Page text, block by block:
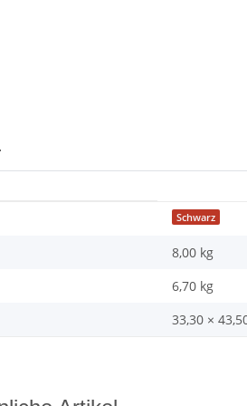
Schwarz
8,00 kg
6,70 kg
33,30 ×